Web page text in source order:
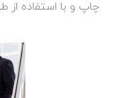
چاپ و با استفاده از